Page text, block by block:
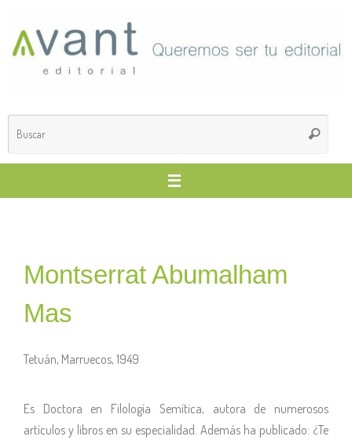
Montserrat Abumalham
Mas
Tetuán, Marruecos, 1949
Es Doctora en Filología Semítica, autora de numerosos
artículos y libros en su especialidad. Además ha publicado: ¿Te